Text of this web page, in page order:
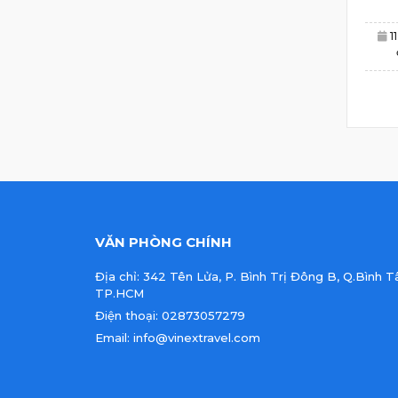
VĂN PHÒNG CHÍNH
Địa chỉ: 342 Tên Lửa, P. Bình Trị Đông B, Q.Bình
TP.HCM
Điện thoại: 02873057279
Email: info@vinextravel.com